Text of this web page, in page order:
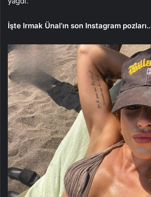
İşte Irmak Ünal’ın son Instagram pozları..